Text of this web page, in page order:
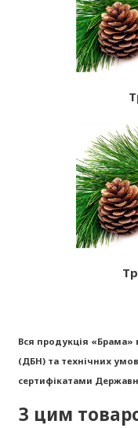
Вся продукція
(ДБН) та технічних
сертифікатами
З цим